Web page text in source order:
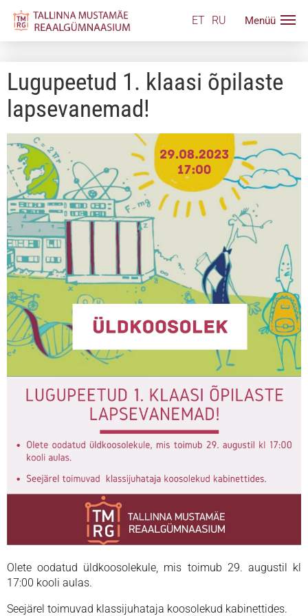
ET RU
Lugupeetud 1. klaasi õpilaste
lapsevanemad!
Olete oodatud üldkoosolekule, mis toimub 29. augustil kl
17:00 kooli aulas.
Seejärel toimuvad klassijuhataja koosolekud kabinettides.